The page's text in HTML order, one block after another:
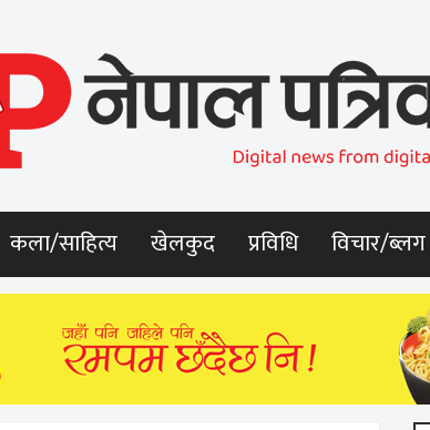
कला/साहित्य खेलकुद प्रविधि विचार/ब्लग